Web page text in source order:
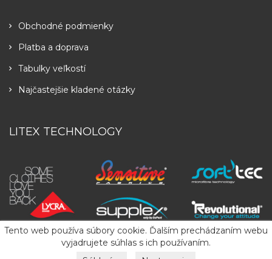
Tento web používa súbory cookie. Ďalším prechádzaním webu
vyjadrujete súhlas s ich používaním.
Obchodné podmienky
Platba a doprava
Tabulky veľkostí
Najčastejšie kladené otázky
LITEX TECHNOLOGY